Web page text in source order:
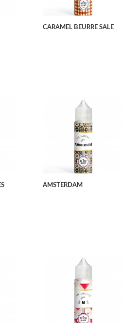
CARAMEL BEURRE SALE
AMSTERDAM